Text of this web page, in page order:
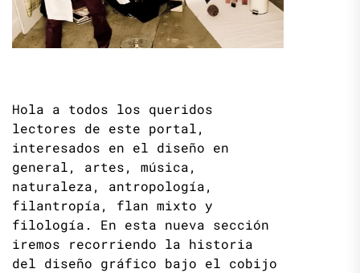
Hola a todos los queridos
lectores de este portal,
interesados en el diseño en
general, artes, música,
naturaleza, antropología,
filantropía, flan mixto y
filología. En esta nueva sección
iremos recorriendo la historia
del diseño gráfico bajo el cobijo